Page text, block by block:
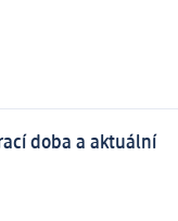
doba a aktuální